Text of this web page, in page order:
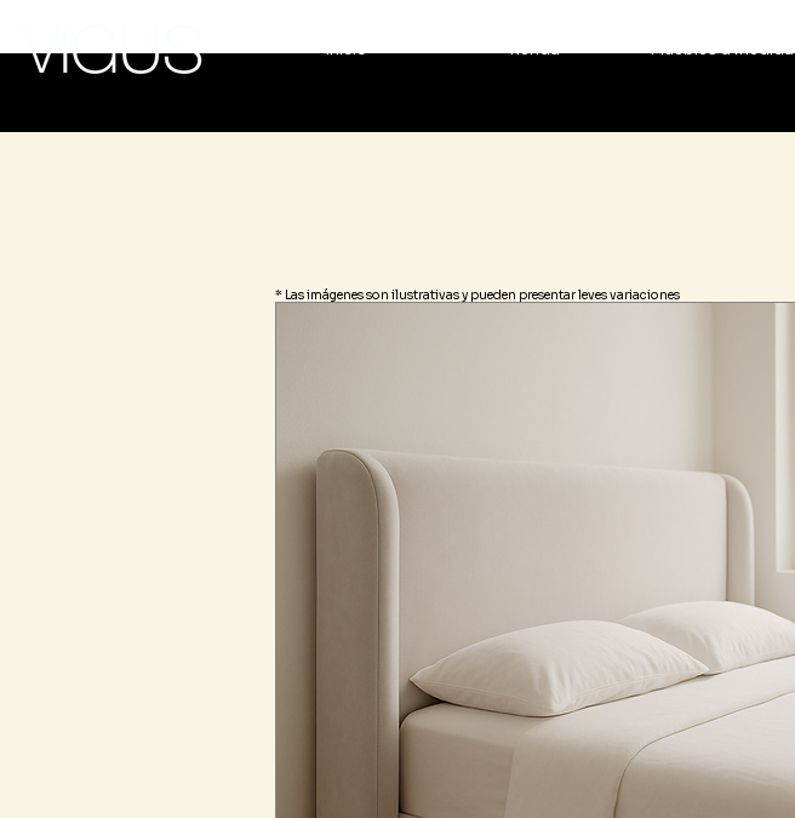
Inicio Tienda Muebles a medida
* Las imágenes son ilustrativas y pueden presentar leves variaciones